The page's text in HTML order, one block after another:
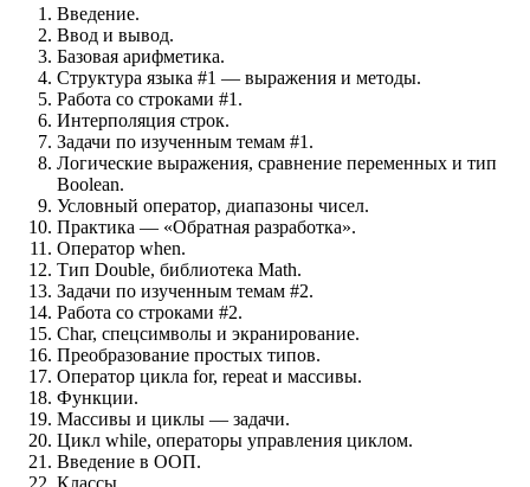
Введение.
Ввод и вывод.
Базовая арифметика.
Структура языка #1 — выражения и методы.
Работа со строками #1.
Интерполяция строк.
Задачи по изученным темам #1.
Логические выражения, сравнение переменных и тип
Boolean.
Условный оператор, диапазоны чисел.
Практика — «Обратная разработка».
Оператор when.
Тип Double, библиотека Math.
Задачи по изученным темам #2.
Работа со строками #2.
Char, спецсимволы и экранирование.
Преобразование простых типов.
Оператор цикла for, repeat и массивы.
Функции.
Массивы и циклы — задачи.
Цикл while, операторы управления циклом.
Введение в ООП.
Классы.